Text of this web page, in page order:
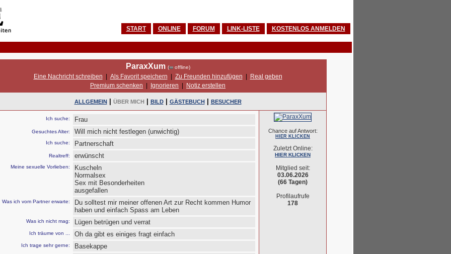
START ONLINE FORUM LINK-LISTE KOSTENLOS ANMELDEN
ParaxXum ( offline)
Eine Nachricht schreiben Als Favorit speichern Zu Freunden hinzufügen
Real geben
Premium schenken
Ignorieren Notiz erstellen
ALLGEMEIN ÜBER MICH BILD GÄSTEBUCH BESUCHER
Ich suche: Frau
Gesuchtes Alter: Will mich nicht festlegen (unwichtig)
Ich suche: Partnerschaft
Realtreff: erwünscht
Meine sexuelle Vorlieben:
Kuscheln
Normalsex
Sex mit Besonderheiten
ausgefallen
Was ich vom Partner erwarte:
Du solltest mir meiner offenen Art zur Recht kommen Humor
haben und einfach Spass am Leben
Was ich nicht mag: Lügen betrügen und verrat
Ich träume von ... Oh da gibt es einiges fragt einfach
Ich trage sehr gerne: Basekappe
Chance auf Antwort:
HIER KLICKEN
Zuletzt Online:
HIER KLICKEN
Mitglied seit:
03.06.2026
(66 Tagen)
Profilaufrufe
178